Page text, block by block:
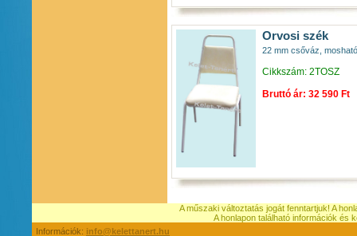
Orvosi szék
22 mm csőváz,
Cikkszám: 2TOSZ
Bruttó ár: 32 590 Ft
A műszaki változtatás jogát fenntartjuk! A
A honlapon található információk és
Információk: info@kelettanert.hu